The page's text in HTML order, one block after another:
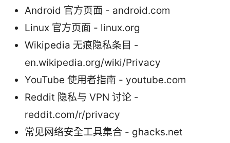
Android 官方页面 - android.com
Linux 官方页面 - linux.org
Wikipedia 无痕隐私条目 -
en.wikipedia.org/wiki/Privacy
YouTube 使用者指南 - youtube.com
Reddit 隐私与 VPN 讨论 -
reddit.com/r/privacy
常见网络安全工具集合 - ghacks.net